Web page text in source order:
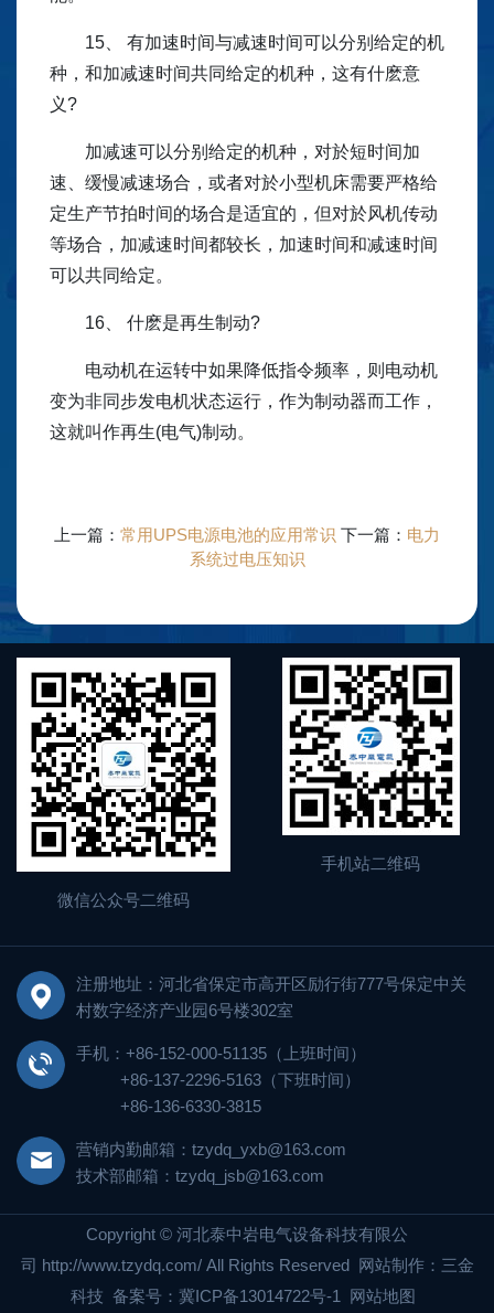
15、 有加速时间与减速时间可以分别给定的机
种，和加减速时间共同给定的机种，这有什麽意
义?
加减速可以分别给定的机种，对於短时间加
速、缓慢减速场合，或者对於小型机床需要严格给
定生产节拍时间的场合是适宜的，但对於风机传动
等场合，加减速时间都较长，加速时间和减速时间
可以共同给定。
16、 什麽是再生制动?
电动机在运转中如果降低指令频率，则电动机
变为非同步发电机状态运行，作为制动器而工作，
这就叫作再生(电气)制动。
上一篇： 常用UPS电源电池的应用常识 下一篇： 电力
系统过电压知识
微信公众号二维码
手机站二维码
注册地址：河北省保定市高开区励行街777号保定中关
村数字经济产业园6号楼302室
手机：+86-152-000-51135（上班时间）
+86-137-2296-5163（下班时间）
+86-136-6330-3815
营销内勤邮箱：tzydq_yxb@163.com
技术部邮箱：tzydq_jsb@163.com
Copyright © 河北泰中岩电气设备科技有限公
司 http://www.tzydq.com/All Rights Reserved 网站制作： 三金
科技 备案号： 冀ICP备13014722号-1 网站地图